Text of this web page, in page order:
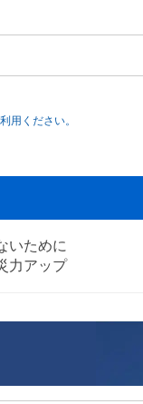
用ください。
いために
力アップ